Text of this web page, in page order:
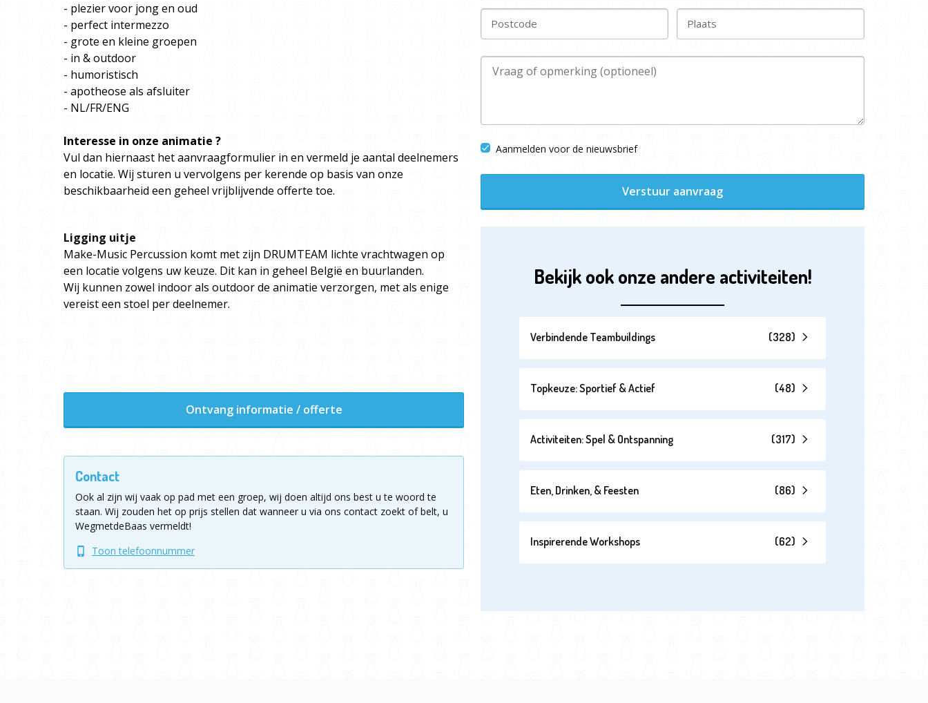
- plezier voor jong en oud
- perfect intermezzo
- grote en kleine groepen
- in & outdoor
- humoristisch
- apotheose als afsluiter
- NL/FR/ENG
Interesse in onze animatie ?
Vul dan hiernaast het aanvraagformulier in en vermeld je aantal deelnemers
en locatie. Wij sturen u vervolgens per kerende op basis van onze
beschikbaarheid een geheel vrijblijvende offerte toe.
Ligging uitje
Make-Music Percussion komt met zijn DRUMTEAM lichte vrachtwagen op
een locatie volgens uw keuze. Dit kan in geheel België en buurlanden.
Wij kunnen zowel indoor als outdoor de animatie verzorgen, met als enige
vereist een stoel per deelnemer.
Ontvang informatie / offerte
Contact
Ook al zijn wij vaak op pad met een groep, wij doen altijd ons best u te woord te
staan. Wij zouden het op prijs stellen dat wanneer u via ons contact zoekt of belt, u
WegmetdeBaas vermeldt!
Toon telefoonnummer
Postcode Plaats
Aanmelden voor de nieuwsbrief
Verstuur aanvraag
Bekijk ook onze andere activiteiten!
Verbindende Teambuildings (328)
Topkeuze: Sportief & Actief (48)
Activiteiten: Spel & Ontspanning (317)
Eten, Drinken, & Feesten (86)
Inspirerende Workshops (62)